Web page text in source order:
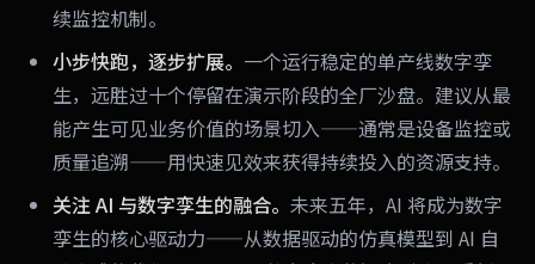
续监控机制。
小步快跑，逐步扩展。 一个运行稳定的单产线数字孪
生，远胜过十个停留在演示阶段的全厂沙盘。建议从最
能产生可见业务价值的场景切入——通常是设备监控或
质量追溯——用快速见效来获得持续投入的资源支持。
关注 AI 与数字孪生的融合。 未来五年，AI 将成为数字
孪生的核心驱动力——从数据驱动的仿真模型到 AI 自